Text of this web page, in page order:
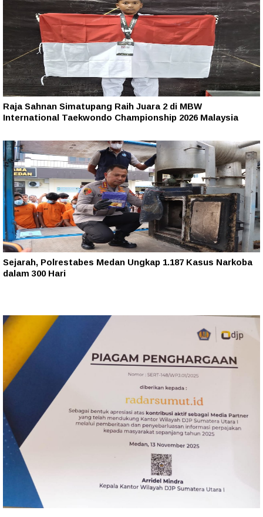
Raja Sahnan Simatupang Raih Juara 2 di MBW
International Taekwondo Championship 2026 Malaysia
Sejarah, Polrestabes Medan Ungkap 1.187 Kasus Narkoba
dalam 300 Hari